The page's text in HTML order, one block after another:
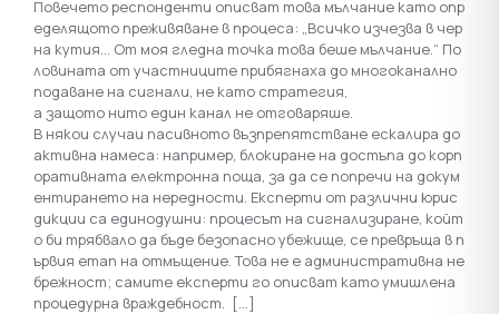
Повечето респонденти описват това мълчание като опр
еделящото преживяване в процеса: „Всичко изчезва в чер
на кутия… От моя гледна точка това беше мълчание.“ По
ловината от участниците прибягнаха до многоканално
подаване на сигнали, не като стратегия,
а защото нито един канал не отговаряше.
В някои случаи пасивното възпрепятстване ескалира до
активна намеса: например, блокиране на достъпа до корп
оративната електронна поща, за да се попречи на докум
ентирането на нередности. Експерти от различни юрис
дикции са единодушни: процесът на сигнализиране, койт
о би трябвало да бъде безопасно убежище, се превръща в п
ървия етап на отмъщение. Това не е административна не
брежност; самите експерти го описват като умишлена
процедурна враждебност. […]